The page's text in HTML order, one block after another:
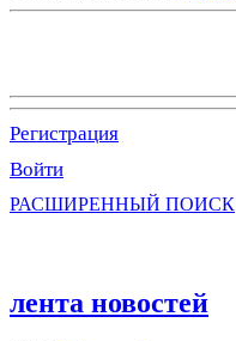
Регистрация
Войти
РАСШИРЕННЫЙ ПОИСК
лента новостей